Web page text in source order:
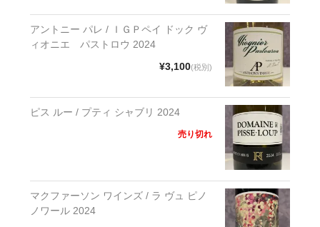
アントニー パレ / ＩＧＰペイ ドック ヴ
ィオニエ パストロウ 2024
¥3,100(税別)
ピス ルー / プティ シャブリ 2024
売り切れ
マクファーソン ワインズ / ラ ヴュ ピノ
ノワール 2024